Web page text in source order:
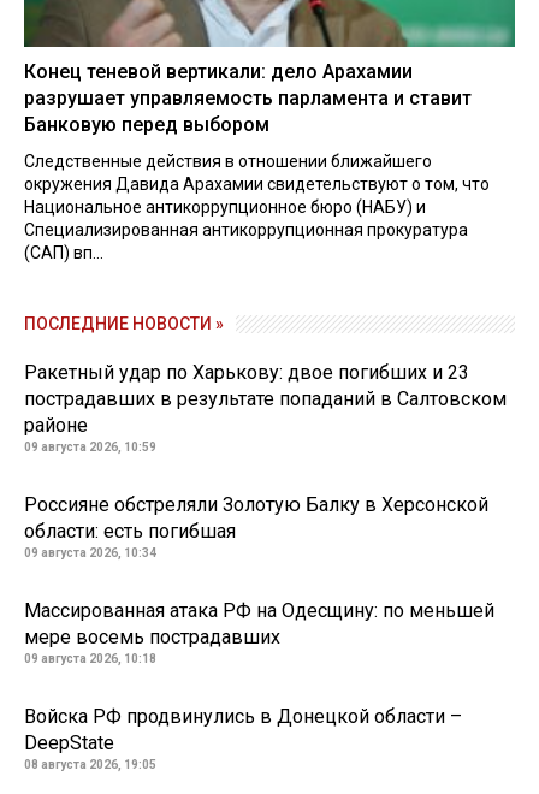
Конец теневой вертикали: дело Арахамии
разрушает управляемость парламента и ставит
Банковую перед выбором
Следственные действия в отношении ближайшего
окружения Давида Арахамии свидетельствуют о том, что
Национальное антикоррупционное бюро (НАБУ) и
Специализированная антикоррупционная прокуратура
(САП) вп...
ПОСЛЕДНИЕ НОВОСТИ »
Ракетный удар по Харькову: двое погибших и 23
пострадавших в результате попаданий в Салтовском
районе
09 августа 2026, 10:59
Россияне обстреляли Золотую Балку в Херсонской
области: есть погибшая
09 августа 2026, 10:34
Массированная атака РФ на Одесщину: по меньшей
мере восемь пострадавших
09 августа 2026, 10:18
Войска РФ продвинулись в Донецкой области –
DeepState
08 августа 2026, 19:05